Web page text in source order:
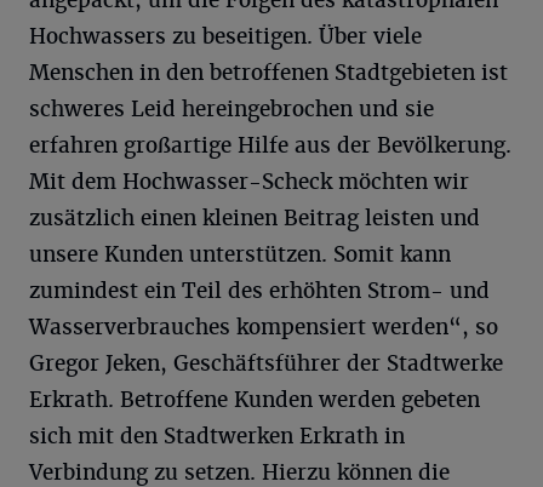
Hochwassers zu beseitigen. Über viele
Menschen in den betroffenen Stadtgebieten ist
schweres Leid hereingebrochen und sie
erfahren großartige Hilfe aus der Bevölkerung.
Mit dem Hochwasser-Scheck möchten wir
zusätzlich einen kleinen Beitrag leisten und
unsere Kunden unterstützen. Somit kann
zumindest ein Teil des erhöhten Strom- und
Wasserverbrauches kompensiert werden“, so
Gregor Jeken, Geschäftsführer der Stadtwerke
Erkrath. Betroffene Kunden werden gebeten
sich mit den Stadtwerken Erkrath in
Verbindung zu setzen. Hierzu können die